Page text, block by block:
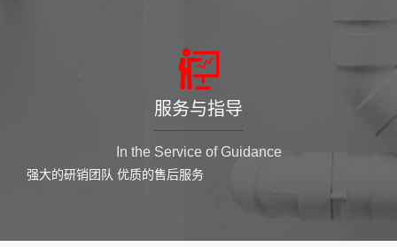
服务与指导
In the Service of Guidance
强大的研销团队 优质的售后服务